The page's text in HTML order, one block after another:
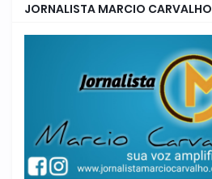
JORNALISTA MARCIO CARVALHO